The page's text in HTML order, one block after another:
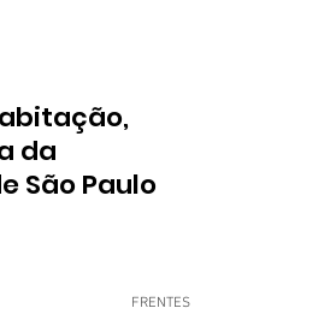
da
São Paulo
FRENTES